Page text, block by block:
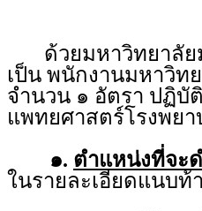
ด้วยมหาวิทยาลัยม
เป็น พนักงานมหาวิท
จำนวน ๑ อัตรา ปฏิบั
แพทยศาสตร์โรงพย
๑. ตำแหน่งที่จะ
ในรายละเอียดแนบท้